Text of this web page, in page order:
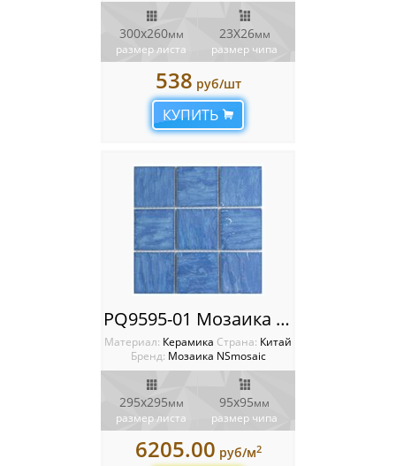
300x260мм
размер листа
23X26мм
размер чипа
538 руб/шт
КУПИТЬ
PQ9595-01 Мозаика NSmosaic
Материал: Керамика Cтрана: Китай
Бренд: Мозаика NSmosaic
295x295мм
размер листа
95x95мм
размер чипа
6205.00 руб/м2